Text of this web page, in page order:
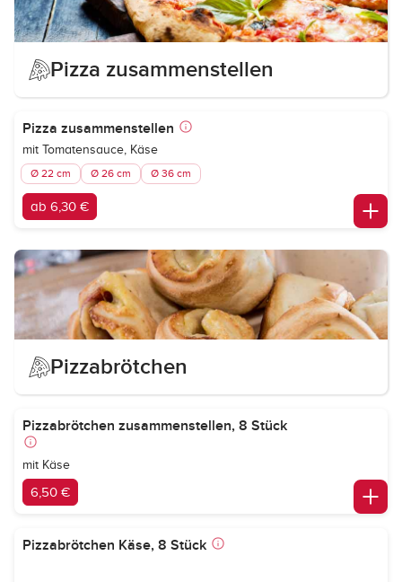
Pizza zusammenstellen
Pizza zusammenstellen
mit Tomatensauce, Käse
Ø 22 cm Ø 26 cm Ø 36 cm
ab 6,30 €
Pizzabrötchen
Pizzabrötchen zusammenstellen, 8 Stück
mit Käse
6,50 €
Pizzabrötchen Käse, 8 Stück